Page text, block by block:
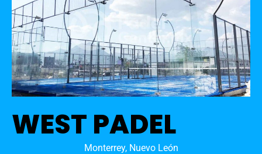
WEST PADEL
Monterrey, Nuevo León